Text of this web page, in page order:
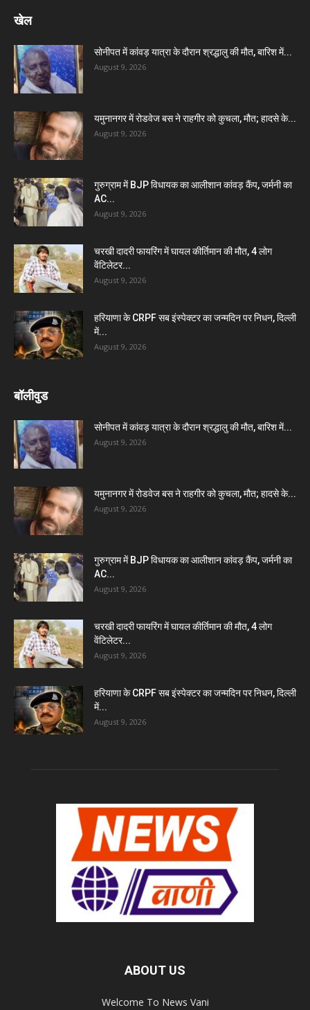
खेल
सोनीपत में कांवड़ यात्रा के दौरान श्रद्धालु की मौत, बारिश में...
August 9, 2026
यमुनानगर में रोडवेज बस ने राहगीर को कुचला, मौत; हादसे के...
August 9, 2026
गुरुग्राम में BJP विधायक का आलीशान कांवड़ कैंप, जर्मनी का
AC...
August 9, 2026
चरखी दादरी फायरिंग में घायल कीर्तिमान की मौत, 4 लोग
वेंटिलेटर...
August 9, 2026
हरियाणा के CRPF सब इंस्पेक्टर का जन्मदिन पर निधन, दिल्ली
में...
August 9, 2026
बॉलीवुड
सोनीपत में कांवड़ यात्रा के दौरान श्रद्धालु की मौत, बारिश में...
August 9, 2026
यमुनानगर में रोडवेज बस ने राहगीर को कुचला, मौत; हादसे के...
August 9, 2026
गुरुग्राम में BJP विधायक का आलीशान कांवड़ कैंप, जर्मनी का
AC...
August 9, 2026
चरखी दादरी फायरिंग में घायल कीर्तिमान की मौत, 4 लोग
वेंटिलेटर...
August 9, 2026
हरियाणा के CRPF सब इंस्पेक्टर का जन्मदिन पर निधन, दिल्ली
में...
August 9, 2026
ABOUT US
Welcome To News Vani